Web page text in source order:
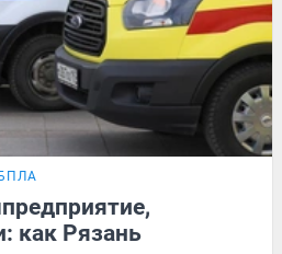
как Рязань